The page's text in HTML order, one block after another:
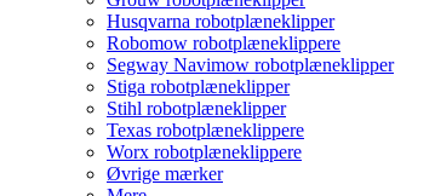
Husqvarna robotplæneklipper
Robomow robotplæneklippere
Segway Navimow robotplæneklipper
Stiga robotplæneklipper
Stihl robotplæneklipper
Texas robotplæneklippere
Worx robotplæneklippere
Øvrige mærker